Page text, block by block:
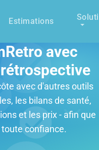
Estimations
avec
avec d'autres outils
les bilans de santé,
et les prix - afin que
confiance.